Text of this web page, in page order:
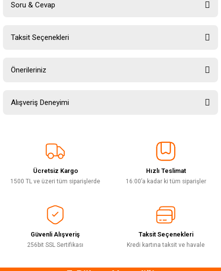
Soru & Cevap
Taksit Seçenekleri
Önerileriniz
Bu ürünün fiyat bilgisi, resim, ürün açıklamalarında ve diğer konularda
yetersiz gördüğünüz noktaları öneri formunu kullanarak tarafımıza
Ürün resmi kalitesiz, bozuk veya görüntülenemiyor.
Ürün açıklamasında eksik bilgiler bulunuyor.
Ürün bilgilerinde hatalar bulunuyor.
Bu ürüne benzer farklı alternatifler olmalı.
Alışveriş Deneyimi
Deneyimini Paylaş
Ücretsiz Kargo
1500 TL ve üzeri tüm siparişlerde
Hızlı Teslimat
16:00’a kadar ki tüm siparişler
Güvenli Alışveriş
256bit SSL Sertifikası
Taksit Seçenekleri
Kredi kartına taksit ve havale